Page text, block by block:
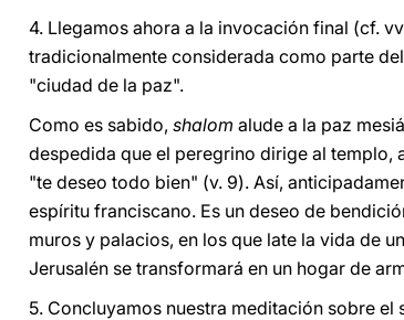
4. Llegamos ahora a la invocación final (cf.
tradicionalmente considerada como parte
"ciudad de la paz".
Como es sabido, shalom alude a la paz
despedida que el peregrino dirige al templo,
"te deseo todo bien" (v. 9). Así,
espíritu franciscano. Es un deseo de
muros y palacios, en los que late la vida de
Jerusalén se transformará en un hogar de
5. Concluyamos nuestra meditación sobre el